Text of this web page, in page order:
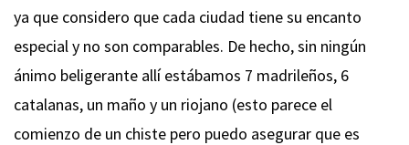
ya que considero que cada ciudad tiene su encanto
especial y no son comparables. De hecho, sin ningún
ánimo beligerante allí estábamos 7 madrileños, 6
catalanas, un maño y un riojano (esto parece el
comienzo de un chiste pero puedo asegurar que es